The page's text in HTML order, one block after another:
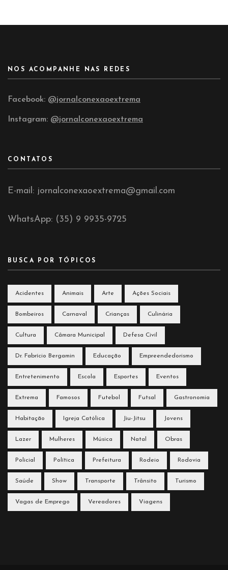
NOS ACOMPANHE NAS REDES
Facebook: @jornalconexaoextrema
Instagram: @jornalconexaoextrema
CONTATOS
E-mail: jornalconexaoextrema@gmail.com
WhatsApp: (35) 9 9935-9725
BUSCA POR TÓPICOS
Acidentes Animais Arte Ações Sociais
Bombeiros Carnaval Crianças Culinária
Cultura Câmara Municipal Defesa Civil
Dr. Fabrício Bergamin Educação Empreendedorismo
Entretenimento Escola Esportes Eventos
Extrema Famosos Futebol Futsal Gastronomia
Habitação Igreja Católica Jiu-Jitsu Jovens
Lazer Mulheres Música Natal Obras
Policial Política Prefeitura Rodeio Rodovia
Saúde Show Transporte Trânsito Turismo
Vagas de Emprego Vereadores Viagens